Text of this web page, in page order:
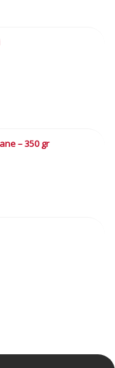
– 350 gr